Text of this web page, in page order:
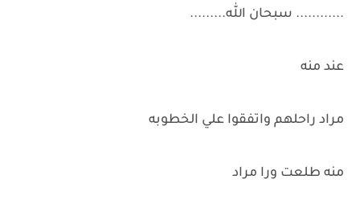
............ سبحان الله.........
عند منه
مراد راحلهم واتفقوا علي الخطوبه
منه طلعت ورا مراد